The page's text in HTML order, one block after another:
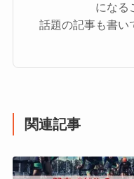
になる
話題の記事も書い
関連記事